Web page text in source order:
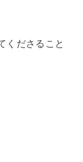
くださること